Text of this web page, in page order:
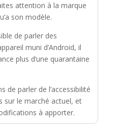
attention à la marque
son modèle.
de parler des
muni d’Android, il
plus d’une quarantaine
de parler de l’accessibilité
sur le marché actuel, et
à apporter.